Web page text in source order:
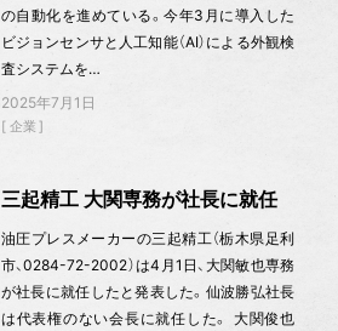
の自動化を進めている。今年3月に導入した
ビジョンセンサと人工知能（AI）による外観検
査システムを…
2025年7月1日
企業
三起精工 大関専務が社長に就任
油圧プレスメーカーの三起精工（栃木県足利
市、0284-72-2002）は4月1日、大関敏也専務
が社長に就任したと発表した。仙波勝弘社長
は代表権のない会長に就任した。 大関俊也